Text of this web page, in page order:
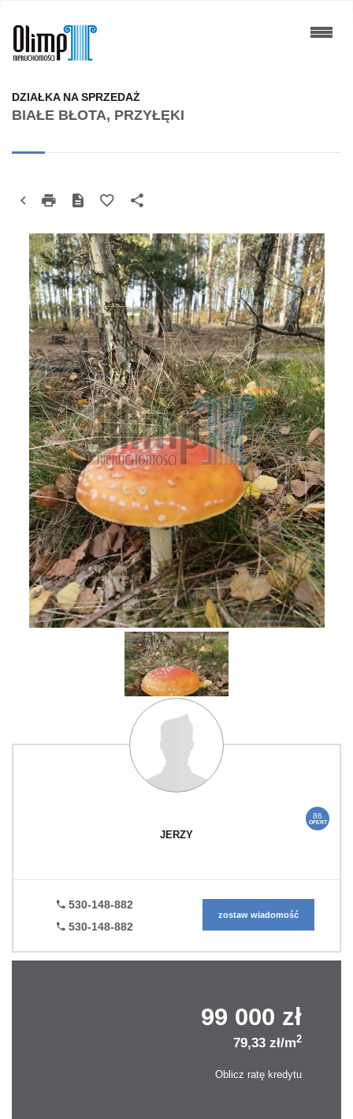
BIAŁE BŁOTA, PRZYŁĘKI
DZIAŁKA NA SPRZEDAŻ
86
OFERT
JERZY
530-148-882
530-148-882
zostaw wiadomość
99 000 zł
79,33 zł/m2
Oblicz ratę kredytu